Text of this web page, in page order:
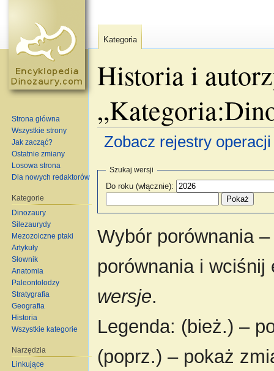
Historia i
Zobacz rejestry
Szukaj wersji
Do roku (włącznie):
Wybór porównania
porównania i
wersje.
Legenda: (bież.) –
(poprz.) – pokaż
Kategoria
Strona główna
Wszystkie strony
Jak zacząć?
Ostatnie zmiany
Losowa strona
Dla nowych redaktorów
Kategorie
Dinozaury
Silezaurydy
Mezozoiczne ptaki
Artykuły
Słownik
Anatomia
Paleontolodzy
Stratygrafia
Geografia
Historia
Wszystkie kategorie
Narzędzia
Linkujące